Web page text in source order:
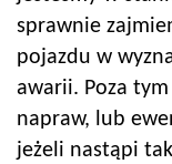
sprawnie
pojazdu w
awarii. Poza
napraw, lub
jeżeli nastąpi